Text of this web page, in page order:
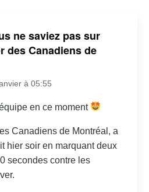
ne saviez pas sur
des Canadiens de
à 05:55
en ce moment
Canadiens de Montréal, a
hier soir en marquant deux
secondes contre les